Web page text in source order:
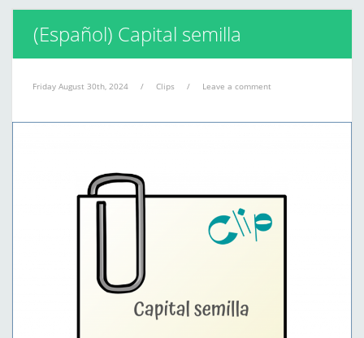
(Español) Capital semilla
Friday August 30th, 2024 / Clips / Leave a comment